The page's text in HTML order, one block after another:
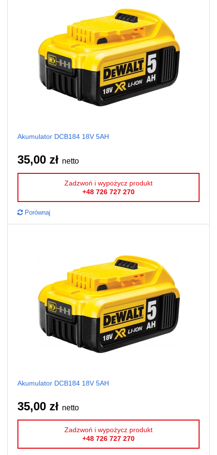
Akumulator DCB184 18V 5AH
35,00 zł netto
Zadzwoń i wypożycz produkt
+48 726 727 270
Porównaj
Akumulator DCB184 18V 5AH
35,00 zł netto
Zadzwoń i wypożycz produkt
+48 726 727 270